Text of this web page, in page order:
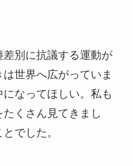
別に抗議する運動が
世界へ広がっていま
なってほしい。私も
くさん見てきまし
でした。